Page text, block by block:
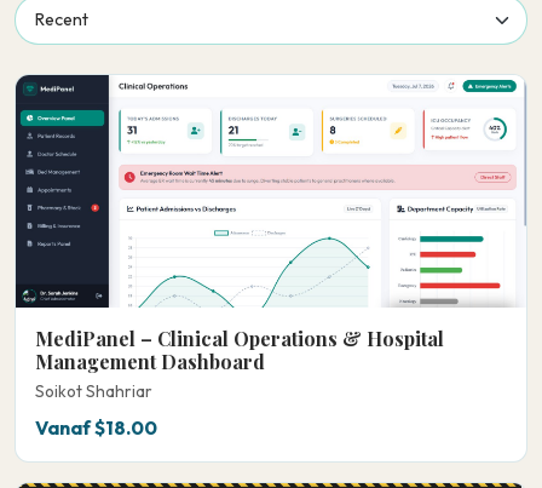
MediPanel – Clinical Operations & Hospital
Management Dashboard
Soikot Shahriar
Vanaf $18.00